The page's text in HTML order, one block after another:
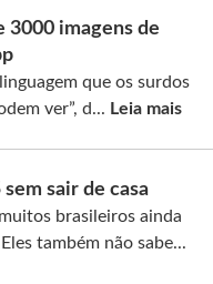
3000 imagens de
que os surdos
ver”, d... Leia mais
sair de casa
brasileiros ainda
também não sabe...